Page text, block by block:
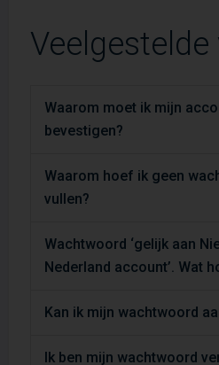
Veelgestelde
Waarom moet ik mijn
bevestigen?
Waarom hoef ik geen
vullen?
Wachtwoord ‘gelijk aan
Nederland account’. Wat
Kan ik mijn wachtwoord
Ik ben mijn wachtwoord